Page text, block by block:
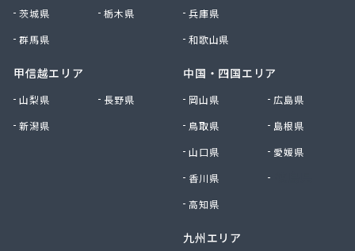
茨城県
栃木県
群馬県
甲信越エリア
山梨県
長野県
新潟県
兵庫県
和歌山県
中国・四国エリア
岡山県
広島県
鳥取県
島根県
山口県
愛媛県
香川県
高知県
九州エリア